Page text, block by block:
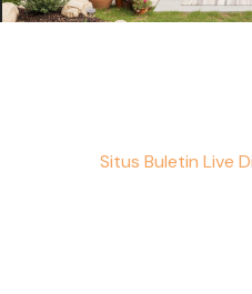
Situs Buletin Live